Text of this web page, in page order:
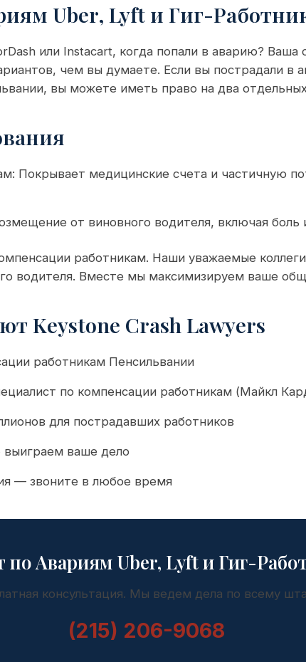
Uber, Lyft и Гиг-
или Instacart, когда попали в аварию?
чем вы думаете. Если вы пострадали в
вы можете иметь право на два
Покрывает медицинские счета и частичную
от виновного водителя, включая боль
работникам. Наши уважаемые
водителя. Вместе мы максимизируем ваше
Keystone Crash Lawyers
работникам Пенсильвании
по компенсации работникам (Майкл
для пострадавших работников
ваше дело
— звоните в любое время
по Авариям Uber, Lyft и Гиг-
консультация. Мы ведем дела по всему
(215) 206-9068